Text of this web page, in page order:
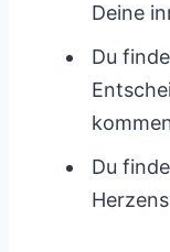
Deine
Du
Du